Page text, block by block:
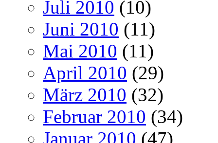
Juli 2010 (10)
Juni 2010 (11)
Mai 2010 (11)
April 2010 (29)
März 2010 (32)
Februar 2010 (34)
Januar 2010 (47)